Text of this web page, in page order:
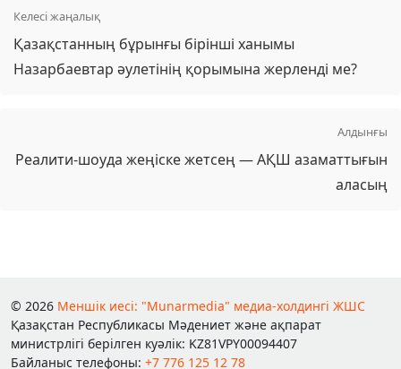
Келесі жаңалық
Қазақстанның бұрынғы бірінші ханымы
Назарбаевтар әулетінің қорымына жерленді ме?
Алдынғы
Реалити-шоуда жеңіске жетсең — АҚШ азаматтығын
аласың
© 2026 Меншік иесі: "Munarmedia" медиа-холдингі ЖШС
Қазақстан Республикасы Мәдениет және ақпарат
министрлігі берілген куәлік: KZ81VPY00094407
Байланыс телефоны: +7 776 125 12 78